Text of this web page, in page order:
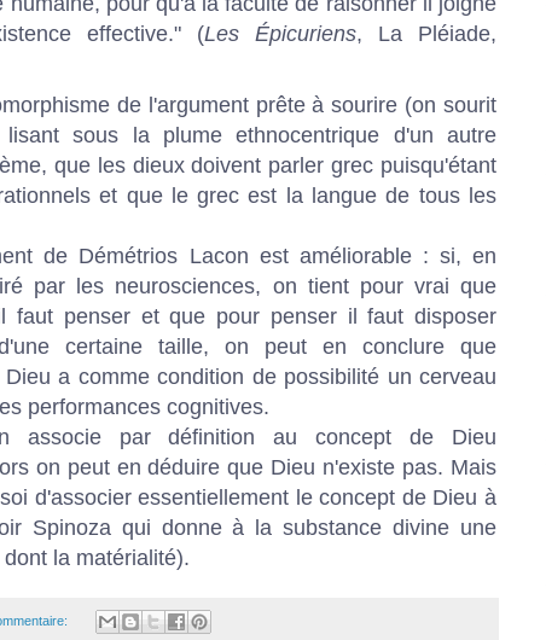
effective." (Les Épicuriens, La Pléiade,
de l'argument prête à sourire (on sourit
sous la plume ethnocentrique d'un autre
que les dieux doivent parler grec puisqu'étant
et que le grec est la langue de tous les
de Démétrios Lacon est améliorable : si, en
par les neurosciences, on tient pour vrai que
faut penser et que pour penser il faut disposer
certaine taille, on peut en conclure que
a comme condition de possibilité un cerveau
performances cognitives.
associe par définition au concept de Dieu
on peut en déduire que Dieu n'existe pas. Mais
d'associer essentiellement le concept de Dieu à
Spinoza qui donne à la substance divine une
la matérialité).